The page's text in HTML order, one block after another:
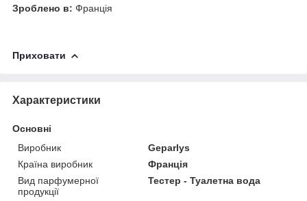
Зроблено в: Франція
Приховати
Характеристики
Основні
Виробник
Geparlys
Країна виробник
Франція
Вид парфумерної
продукції
Тестер - Туалетна вода